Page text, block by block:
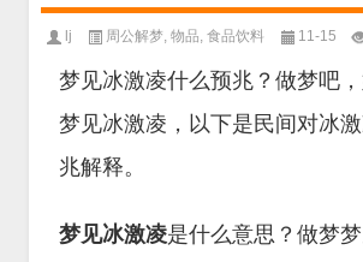
lj 周公解梦, 物品, 食品饮料 11-15
梦见冰激凌什么预兆？做梦吧
梦见冰激凌，以下是民间对冰
兆解释。
梦见冰激凌是什么意思？做梦